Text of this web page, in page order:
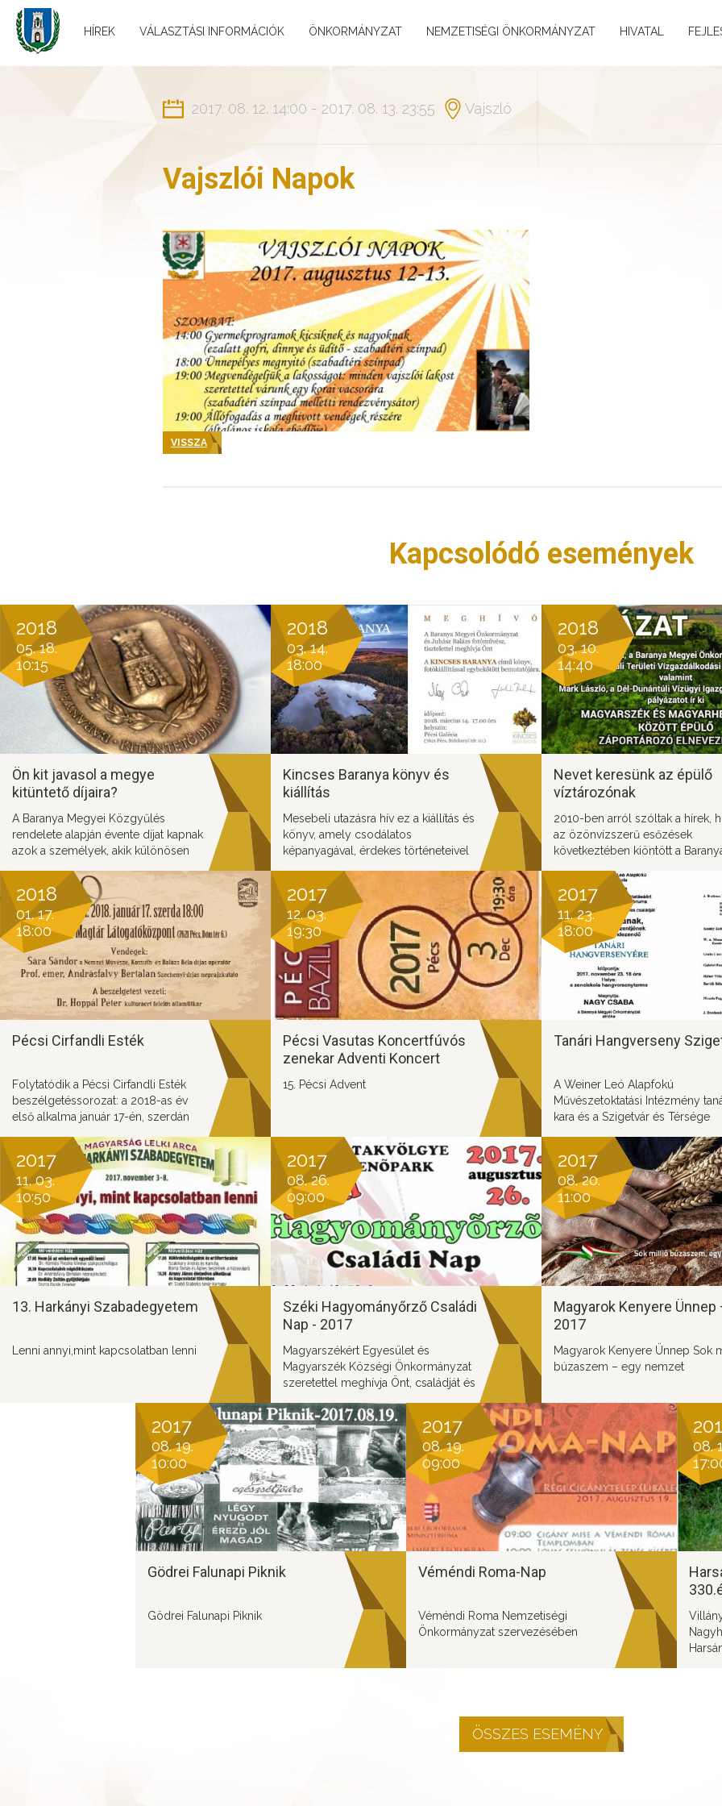
HÍREK VÁLASZTÁSI INFORMÁCIÓK ÖNKORMÁNYZAT NEMZETISÉGI ÖNKORMÁNYZAT HIVATAL
Vajszlói Napok
2017. 08. 12. 14:00 - 2017. 08. 13. 23:55 Vajszló
VISSZA
Kapcsolódó események
Ön kit javasol a megye
kitüntető díjaira?
2018
05. 18.
10:15
A Baranya Megyei Közgyűlés
rendelete alapján évente díjat kapnak
azok a személyek, akik különösen
érdekében.
Kincses Baranya könyv és
kiállítás
2018
03. 14.
18:00
Mesebeli utazásra hív ez a kiállítás és
könyv, amely csodálatos
képanyagával, érdekes történeteivel
izgalmas világát.
Nevet keresünk az épülő
víztározónak
2018
03. 10.
14:40
2010-ben arról szóltak a hírek,
az özönvízszerű esőzések
következtében kiöntött a
több lakóház került víz alá,
fennakadások voltak a vasúti
közlekedésben, gátak
Az ehhez hasonló károk
bekövetkezésének esélyét
az épülő záportározó.A
célja a hirtelen lezúduló
összegyűjtése, amivel aszályos
időszakban biztosítható a víz
Pécsi Cirfandli Esték
2018
01. 17.
18:00
Folytatódik a Pécsi Cirfandli Esték
beszélgetéssorozat: a 2018-as év
első alkalma január 17-én, szerdán
Pécsi Vasutas Koncertfúvós
zenekar Adventi Koncert
2017
12. 03.
19:30
15. Pécsi Advent
Tanári Hangverseny
2017
11. 23.
18:00
A Weiner Leó Alapfokú
Művészetoktatási Intézmény
kara és a Szigetvár és Térsége
Közhasznú Alapítvány
tisztelettel meghívja Önt és
családját Szent Cecíliának, a
zenészek védőszentjének
tiszteletére rendezendő.
13. Harkányi Szabadegyetem
2017
11. 03.
10:50
Lenni annyi,mint kapcsolatban lenni
Széki Hagyományőrző Családi
Nap - 2017
2017
08. 26.
09:00
Magyarszékért Egyesület és
Magyarszék Községi Önkormányzat
szeretettel meghívja Önt, családját és
Hagyományőrző Családi Napra!
Magyarok Kenyere Ünnep
2017
2017
08. 20.
11:00
Magyarok Kenyere Ünnep Sok
búzaszem – egy nemzet
Gödrei Falunapi Piknik
2017
08. 19.
10:00
Gödrei Falunapi Piknik
Véméndi Roma-Nap
2017
08. 19.
09:00
Véméndi Roma Nemzetiségi
Önkormányzat szervezésében
08.
ÖSSZES ESEMÉNY